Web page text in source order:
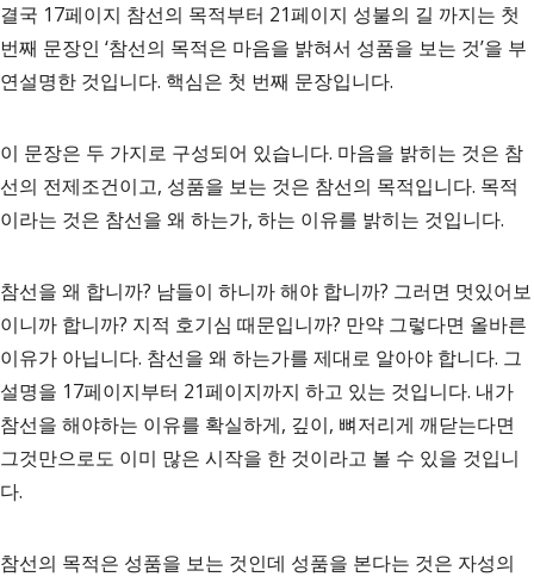
결국 17페이지 참선의 목적부터 21페이지 성불의 길 까지는 첫
번째 문장인 ‘참선의 목적은 마음을 밝혀서 성품을 보는 것’을 부
연설명한 것입니다. 핵심은 첫 번째 문장입니다.
이 문장은 두 가지로 구성되어 있습니다. 마음을 밝히는 것은 참
선의 전제조건이고, 성품을 보는 것은 참선의 목적입니다. 목적
이라는 것은 참선을 왜 하는가, 하는 이유를 밝히는 것입니다.
참선을 왜 합니까? 남들이 하니까 해야 합니까? 그러면 멋있어보
이니까 합니까? 지적 호기심 때문입니까? 만약 그렇다면 올바른
이유가 아닙니다. 참선을 왜 하는가를 제대로 알아야 합니다. 그
설명을 17페이지부터 21페이지까지 하고 있는 것입니다. 내가
참선을 해야하는 이유를 확실하게, 깊이, 뼈저리게 깨닫는다면
그것만으로도 이미 많은 시작을 한 것이라고 볼 수 있을 것입니
다.
참선의 목적은 성품을 보는 것인데 성품을 본다는 것은 자성의